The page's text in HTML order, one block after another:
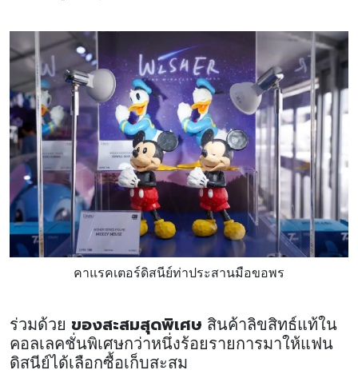
คาแรคเตอร์ดิสนีย์ท่าประสานมือขอพร
ร่วมด้วย ของสะสมสุดพิเศษ สินค้าลิขสิทธ์แท้ใน
คอลเลคชั่นพิเศษกว่าหนึ่งร้อยรายการมาให้แฟน
ดิสนีย์ได้เลือกซื้อเก็บสะสม